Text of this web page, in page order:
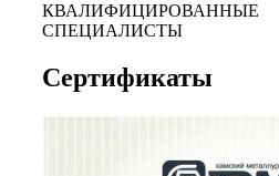
КВАЛИФИЦИРОВАННЫЕ
СПЕЦИАЛИСТЫ
Сертификаты